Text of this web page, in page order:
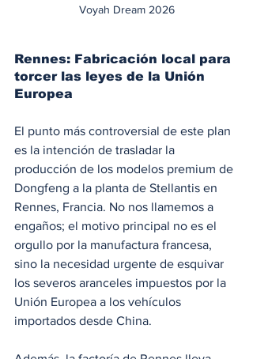
Voyah Dream 2026
Rennes: Fabricación local para
torcer las leyes de la Unión
Europea
El punto más controversial de este plan
es la intención de trasladar la
producción de los modelos premium de
Dongfeng a la planta de Stellantis en
Rennes, Francia. No nos llamemos a
engaños; el motivo principal no es el
orgullo por la manufactura francesa,
sino la necesidad urgente de esquivar
los severos aranceles impuestos por la
Unión Europea a los vehículos
importados desde China.